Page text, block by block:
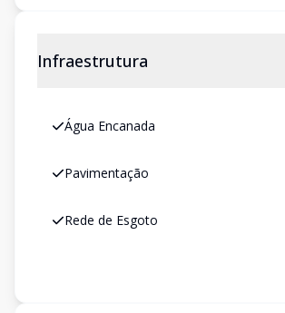
Infraestrutura
Água Encanada
Pavimentação
Rede de Esgoto